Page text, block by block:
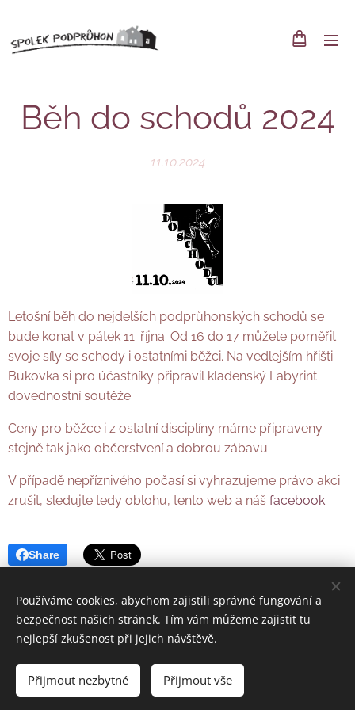
Běh do schodů 2024
11.10.2024
Letošní běh do nejdelších podprůhonských schodů se
bude konat v pátek 11. října. Od 16 do 17 můžete poměřit
svoje síly se schody i ostatními běžci. Na vedlejším hřišti
Bukovka si pro účastníky připravil kladenský Labyrint
dovednostní soutěže.
Ceny pro běžce i z ostatní disciplíny máme připraveny
stejně tak jako občerstvení a dobrou zábavu.
V případě nepříznivého počasí si vyhrazujeme právo akci
zrušit, sledujte tedy oblohu, tento web a náš facebook.
Share
web Kladenských dvorků Cookies
Používáme cookies, abychom zajistili správné fungování a
bezpečnost našich stránek. Tím vám můžeme zajistit tu
nejlepší zkušenost při jejich návštěvě.
Přijmout nezbytné Přijmout vše